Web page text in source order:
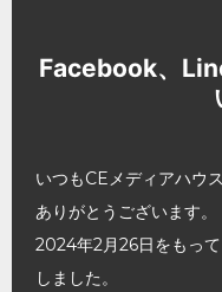
Facebook、
いつもCEメディアハウ
ありがとうございます。
2024年2月26日をもっ
しました。